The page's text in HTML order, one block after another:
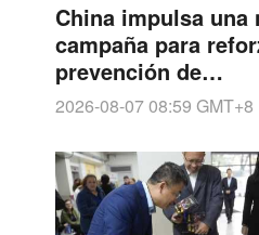
China impulsa una
campaña para
prevención de
discapacidades
2026-08-07 08:59 GMT+8